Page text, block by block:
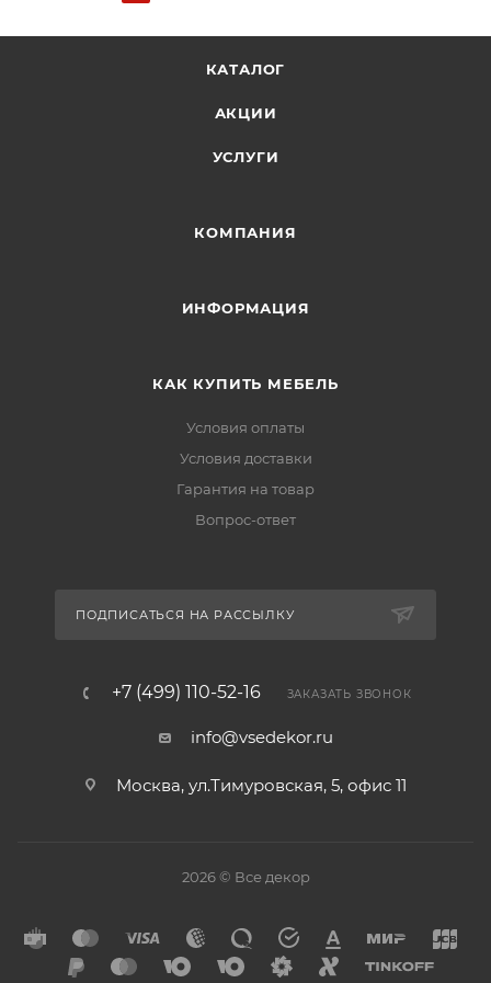
КАТАЛОГ
АКЦИИ
УСЛУГИ
КОМПАНИЯ
ИНФОРМАЦИЯ
КАК КУПИТЬ МЕБЕЛЬ
Условия оплаты
Условия доставки
Гарантия на товар
Вопрос-ответ
ПОДПИСАТЬСЯ НА РАССЫЛКУ
+7 (499) 110-52-16 ЗАКАЗАТЬ ЗВОНОК
info@vsedekor.ru
Москва, ул.Тимуровская, 5, офис 11
2026 © Все декор